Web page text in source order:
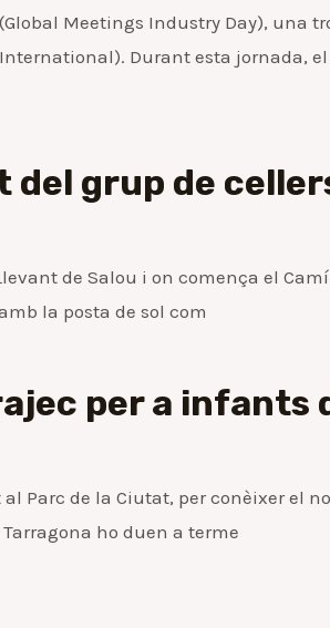
Meetings Industry Day), una
Durant esta jornada,
grup de
de Salou i on comença el
la posta de sol com
per a infants
Parc de la Ciutat, per conèixer el
ho duen a terme